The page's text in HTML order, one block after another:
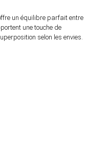
un équilibre parfait entre
une touche de
selon les envies.